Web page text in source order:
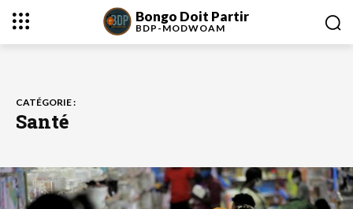
Bongo Doit Partir
BDP-MODWOAM
CATÉGORIE :
Santé